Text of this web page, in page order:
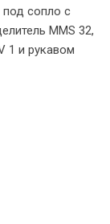
сопло с
MMS 32,
1 и рукавом